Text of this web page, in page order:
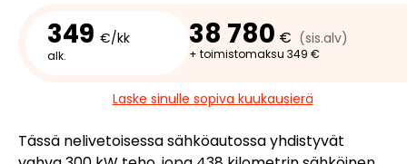
349 €/kk
alk.
38 780 € (sis.alv)
+ toimistomaksu 349 €
Laske sinulle sopiva kuukausierä
Tässä nelivetoisessa sähköautossa yhdistyvät